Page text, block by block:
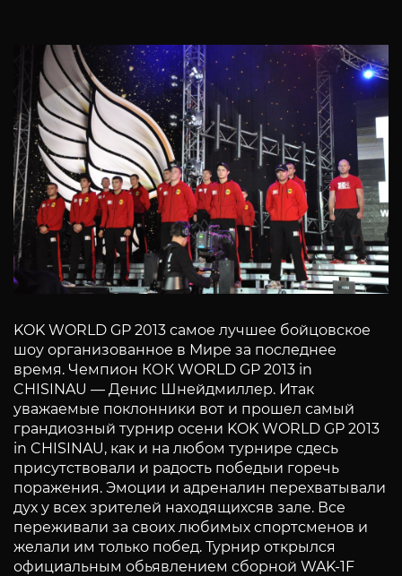
KOK WORLD GP 2013 самое лучшее бойцовское
шоу организованное в Мире за последнее
время. Чемпион КОК WORLD GP 2013 in
CHISINAU — Денис Шнейдмиллер. Итак
уважаемые поклонники вот и прошел самый
грандиозный турнир осени KOK WORLD GP 2013
in CHISINAU, как и на любом турнире сдесь
присутствовали и радость победыи горечь
поражения. Эмоции и адреналин перехватывали
дух у всех зрителей находящихсяв зале. Все
переживали за своих любимых спортсменов и
желали им только побед. Турнир открылся
официальным обьявлением сборной WAK-1F